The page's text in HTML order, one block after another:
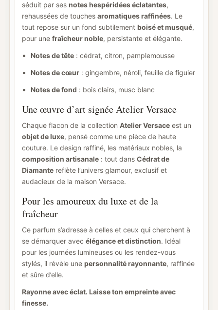
séduit par ses notes hespéridées éclatantes,
rehaussées de touches aromatiques raffinées. Le
tout repose sur un fond subtilement boisé et musqué,
pour une fraîcheur noble, persistante et élégante.
Notes de tête : cédrat, citron, pamplemousse
Notes de cœur : gingembre, néroli, feuille de figuier
Notes de fond : bois clairs, musc blanc
Une œuvre d’art signée Atelier Versace
Chaque flacon de la collection Atelier Versace est un
objet de luxe, pensé comme une pièce de haute
couture. Le design raffiné, les matériaux nobles, la
composition artisanale : tout dans Cédrat de
Diamante reflète l’univers glamour, exclusif et
audacieux de la maison Versace.
Pour les amoureux du luxe et de la
fraîcheur
Ce parfum s’adresse à celles et ceux qui cherchent à
se démarquer avec élégance et distinction. Idéal
pour les journées lumineuses ou les rendez-vous
stylés, il révèle une personnalité rayonnante, raffinée
et sûre d’elle.
Rayonne avec éclat. Laisse ton empreinte avec
finesse.